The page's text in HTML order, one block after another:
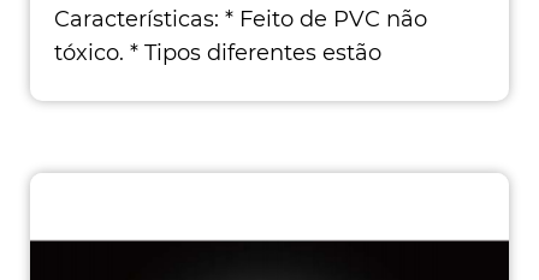
Características: * Feito de PVC não
tóxico. * Tipos diferentes estão